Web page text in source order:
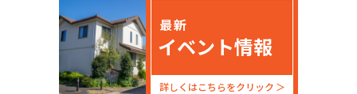
をうまくご活用いただければと思います。
会社が多すぎて依頼先をどうやって決めれば良
いか分かりません。
最新
イベント情報
詳しくはこちらをクリック